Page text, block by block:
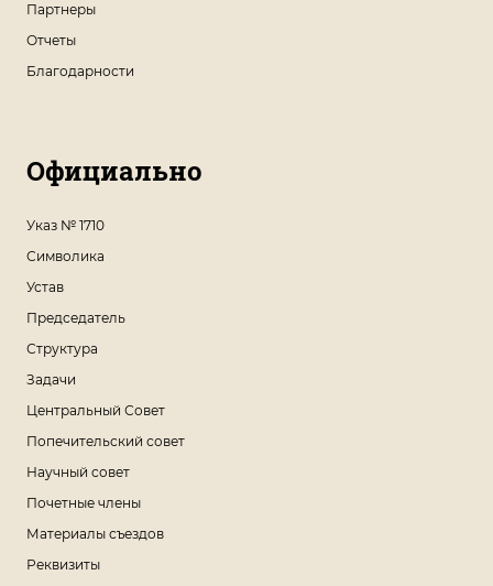
Партнеры
Отчеты
Благодарности
Официально
Указ № 1710
Символика
Устав
Председатель
Структура
Задачи
Центральный Совет
Попечительский совет
Научный совет
Почетные члены
Материалы съездов
Реквизиты